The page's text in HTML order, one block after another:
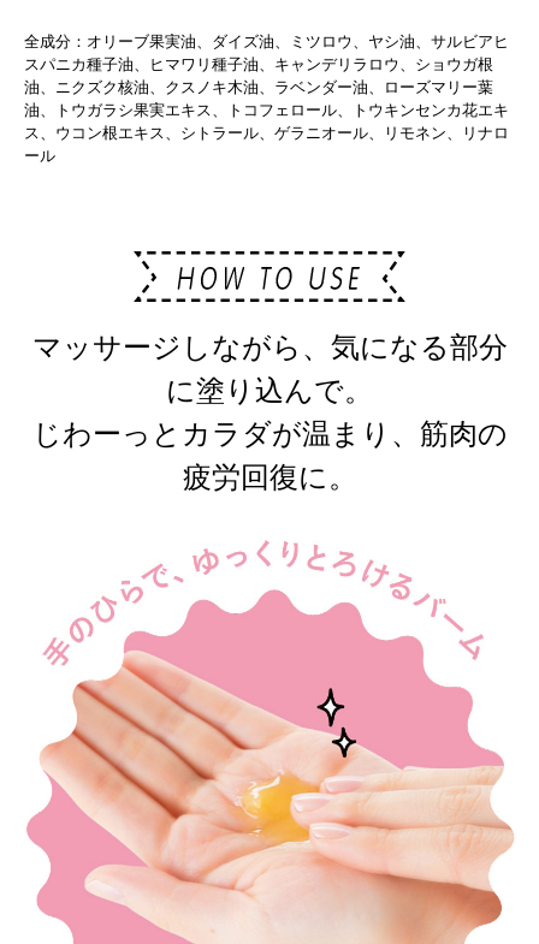
全成分：オリーブ果実油、ダイズ油、ミツロウ、ヤシ油、サルビアヒ
スパニカ種子油、ヒマワリ種子油、キャンデリラロウ、ショウガ根
油、ニクズク核油、クスノキ木油、ラベンダー油、ローズマリー葉
油、トウガラシ果実エキス、トコフェロール、トウキンセンカ花エキ
ス、ウコン根エキス、シトラール、ゲラニオール、リモネン、リナロ
ール
マッサージしながら、気になる部分
に塗り込んで。
じわーっとカラダが温まり、筋肉の
疲労回復に。